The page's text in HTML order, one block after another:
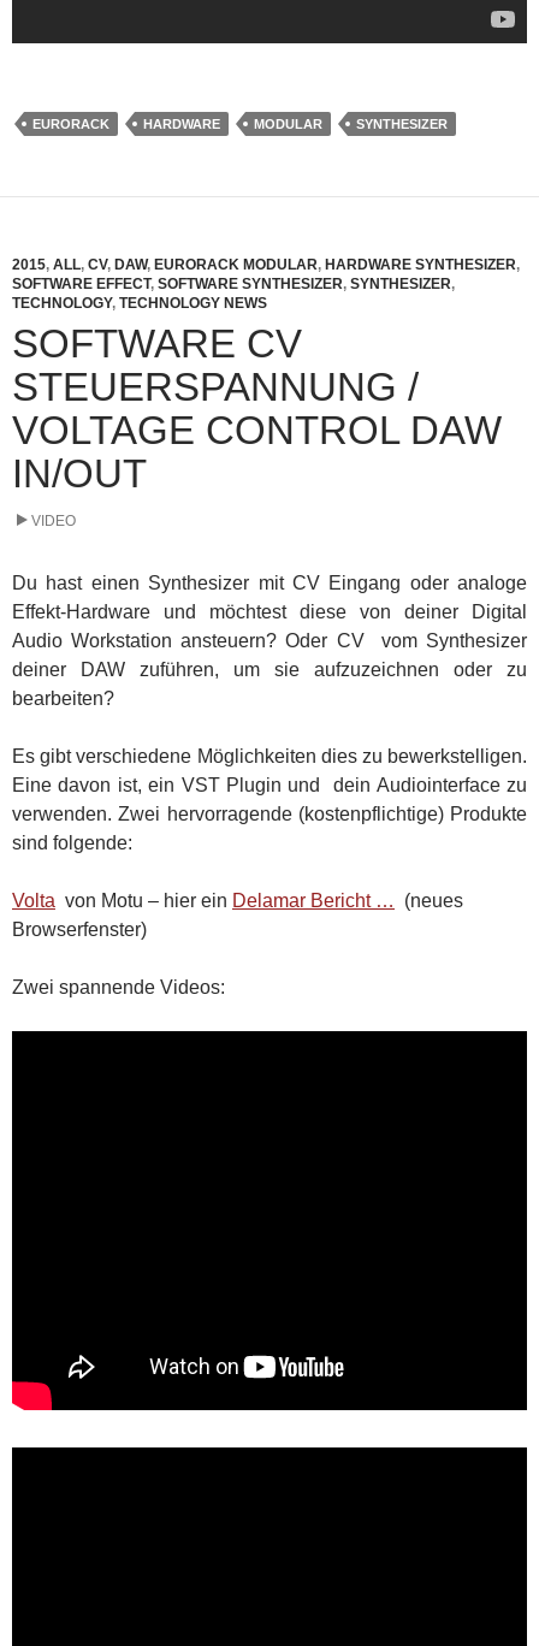
EURORACK HARDWARE MODULAR SYNTHESIZER
2015, ALL, CV, DAW, EURORACK MODULAR, HARDWARE SYNTHESIZER,
SOFTWARE EFFECT, SOFTWARE SYNTHESIZER, SYNTHESIZER,
TECHNOLOGY, TECHNOLOGY NEWS
SOFTWARE CV
STEUERSPANNUNG /
VOLTAGE CONTROL DAW
IN/OUT
VIDEO
Du hast einen Synthesizer mit CV Eingang oder analoge
Effekt-Hardware und möchtest diese von deiner Digital
Audio Workstation ansteuern? Oder CV vom Synthesizer
deiner DAW zuführen, um sie aufzuzeichnen oder zu
bearbeiten?
Es gibt verschiedene Möglichkeiten dies zu bewerkstelligen.
Eine davon ist, ein VST Plugin und dein Audiointerface zu
verwenden. Zwei hervorragende (kostenpflichtige) Produkte
sind folgende:
Volta von Motu – hier ein Delamar Bericht …
(neues
Browserfenster)
Zwei spannende Videos: